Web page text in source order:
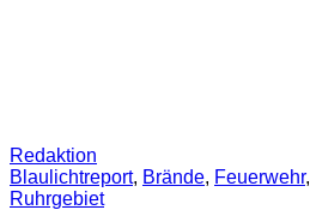
Redaktion
Blaulichtreport, Brände, Feuerwehr,
Ruhrgebiet